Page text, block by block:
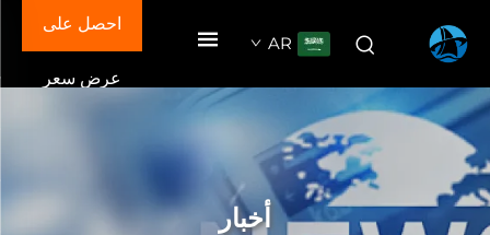
AR
احصل على
عرض سعر
أخبار